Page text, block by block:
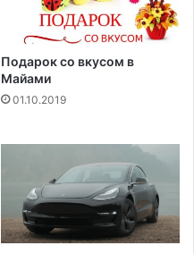
Подарок со вкусом в
Майами
01.10.2019